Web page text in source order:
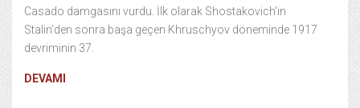
Casado damgasını vurdu. İlk olarak Shostakovich’in
Stalin’den sonra başa geçen Khruschyov döneminde 1917
devriminin 37.
DEVAMI